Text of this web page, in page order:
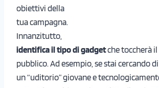
obiettivi della
tua campagna.
Innanzitutto,
identifica il tipo di gadgetche toccherà
pubblico. Ad esempio, se stai cercando
un “uditorio” giovane e